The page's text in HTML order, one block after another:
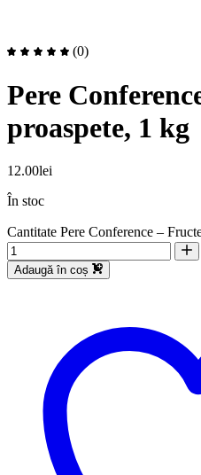
(0)
Pere
proaspete, 1 kg
12.00lei
În stoc
Cantitate Pere Conference –
Adaugă în coș